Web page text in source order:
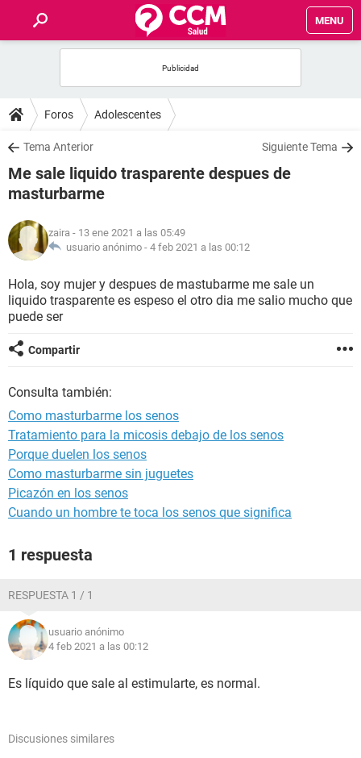
MENU
FOROS
SALUD
FAMILIA
NUTRICIÓN
SEXUALIDAD
GLOSARIO
Foros Adolescentes
Tema Anterior Siguiente Tema
Me sale liquido trasparente despues de
masturbarme
zaira - 13 ene 2021 a las 05:49
usuario anónimo - 4 feb 2021 a las 00:12
Hola, soy mujer y despues de mastubarme me sale un
liquido trasparente es espeso el otro dia me salio mucho que
puede ser
Compartir
Consulta también:
Como masturbarme los senos
Tratamiento para la micosis debajo de los senos
Porque duelen los senos
Como masturbarme sin juguetes
Picazón en los senos
Cuando un hombre te toca los senos que significa
1 respuesta
RESPUESTA 1 / 1
usuario anónimo
4 feb 2021 a las 00:12
Es líquido que sale al estimularte, es normal.
Discusiones similares